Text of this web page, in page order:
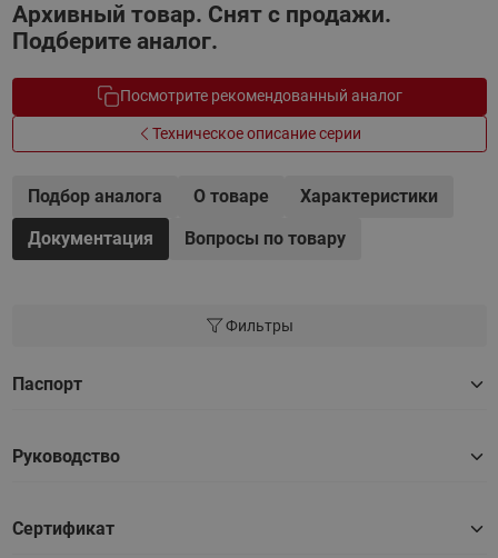
Архивный товар. Снят с продажи.
Подберите аналог.
Посмотрите рекомендованный аналог
Техническое описание серии
Подбор аналога О товаре
Характеристики
Документация
Вопросы по товару
Фильтры
Паспорт
Руководство
Сертификат